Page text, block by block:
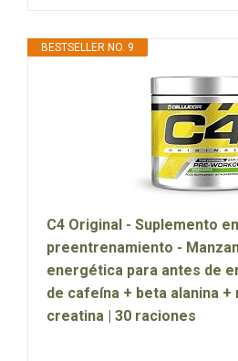
BESTSELLER NO. 9
C4 Original - Suplemento
preentrenamiento -
energética para antes de
de cafeína + beta alanina
creatina | 30 raciones